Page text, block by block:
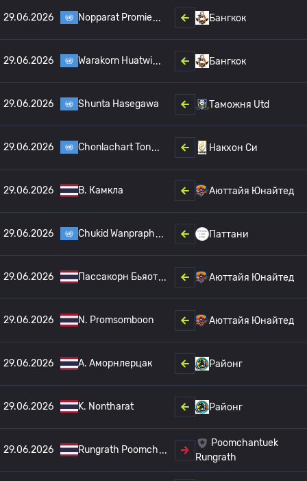
29.06.2026 Nopparat Promie Бангкок
29.06.2026 Warakorn Huatwi Бангкок
29.06.2026 Shunta Hasegawa Таможня Utd
29.06.2026 Chonlachart Ton Накхон Си
29.06.2026 B. Камкла Аюттайя Юнайтед
29.06.2026 Chukid Wanpraph Паттани
29.06.2026 Пассакорн Бьяот Аюттайя Юнайтед
29.06.2026 N. Promsomboon Аюттайя Юнайтед
29.06.2026 A. Аморнлерцак Районг
29.06.2026 K. Nontharat Районг
29.06.2026 Rungrath Poomch
Poomchantuek
Rungrath